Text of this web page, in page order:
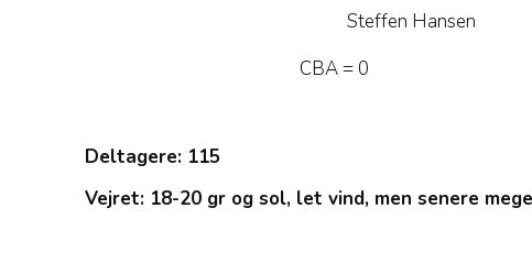
Steffen Hansen
CBA = 0
Deltagere: 115
Vejret: 18-20 gr og sol, let vind, men senere